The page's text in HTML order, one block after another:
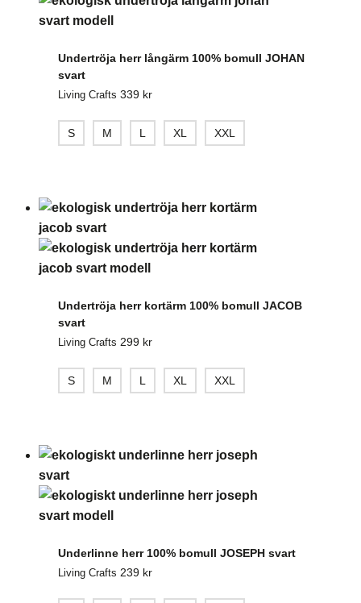
Undertröja herr långärm 100% bomull JOHAN
svart
Living Crafts 339 kr
S M L XL XXL
Undertröja herr kortärm 100% bomull JACOB
svart
Living Crafts 299 kr
S M L XL XXL
Underlinne herr 100% bomull JOSEPH svart
Living Crafts 239 kr